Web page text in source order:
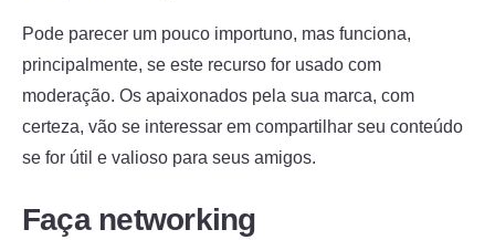
Pode parecer um pouco importuno, mas funciona,
principalmente, se este recurso for usado com
moderação. Os apaixonados pela sua marca, com
certeza, vão se interessar em compartilhar seu conteúdo
se for útil e valioso para seus amigos.
Faça networking